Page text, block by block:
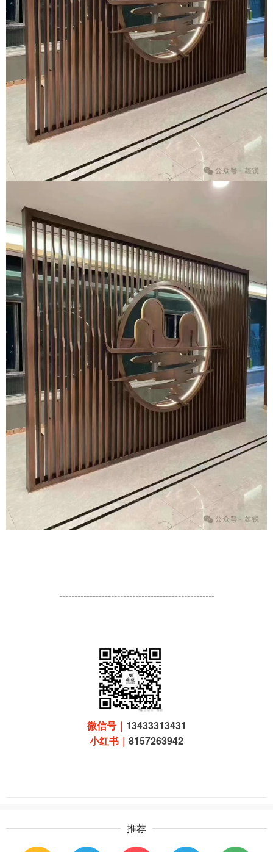
---------------------------------------------------
微信号｜ 13433313431
小红书｜ 8157263942
推荐